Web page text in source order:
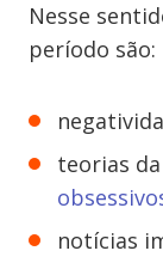
Nesse
período são:
teorias
notícias